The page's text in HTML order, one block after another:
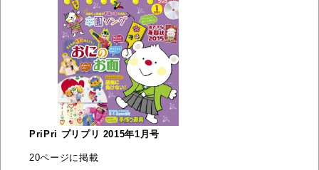
PriPri プリプリ 2015年1月号
20ページに掲載